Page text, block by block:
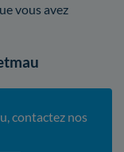
vous avez
contactez nos